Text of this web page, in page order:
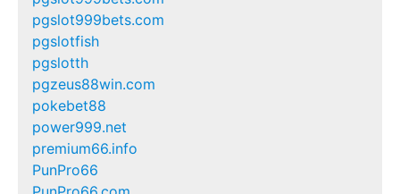
pgslot999bets.com
pgslotfish
pgslotth
pgzeus88win.com
pokebet88
power999.net
premium66.info
PunPro66